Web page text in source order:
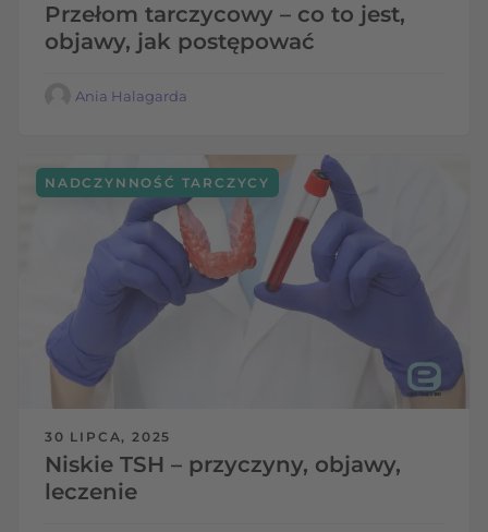
Przełom tarczycowy – co to jest,
objawy, jak postępować
Ania Halagarda
30 LIPCA, 2025
Niskie TSH – przyczyny, objawy,
leczenie
NADCZYNNOŚĆ TARCZYCY